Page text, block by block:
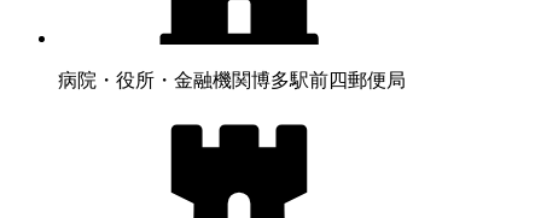
病院・役所・金融機関博多駅前四郵便局